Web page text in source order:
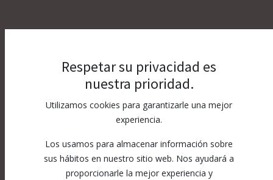
Respetar su privacidad es
nuestra prioridad.
Utilizamos cookies para garantizarle una mejor
experiencia.
Los usamos para almacenar información sobre
sus hábitos en nuestro sitio web. Nos ayudará a
proporcionarle la mejor experiencia y